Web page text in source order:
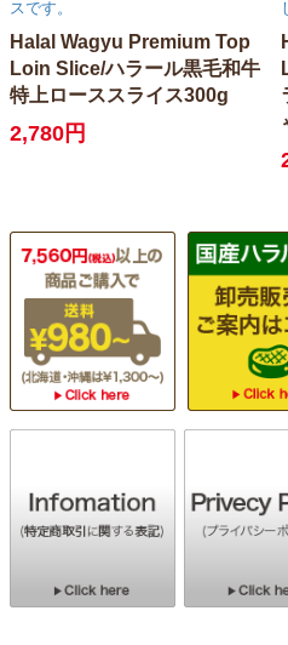
スです。
Halal Wagyu Premium Top
Loin Slice/ハラール黒毛和牛
特上ローススライス300g
2,780円